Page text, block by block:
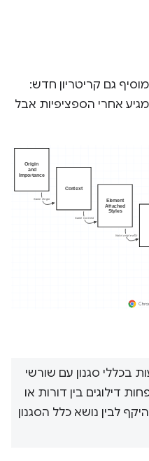
מוסיף גם קריטריון חדש:
אחרי הספציפיות אבל
בכללי סגנון עם שורשי
דילוגים בין דורות או
לבין נושא כלל הסגנון